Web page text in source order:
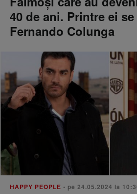
40 de ani. Printre ei
Fernando Colunga
HAPPY PEOPLE • pe 24.05.2024 la